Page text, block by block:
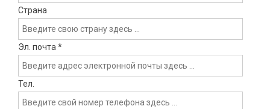
Страна
Эл. почта *
Тел.